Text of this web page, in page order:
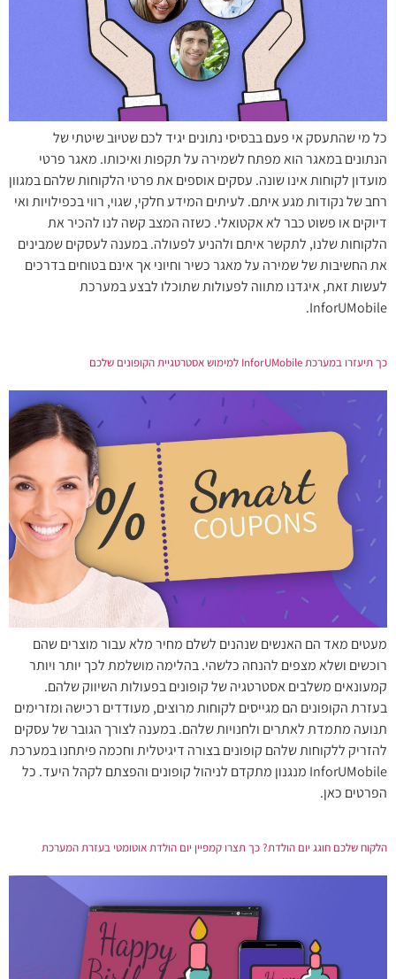
כל מי שהתעסק אי פעם בבסיסי נתונים יגיד לכם שטיוב שיטתי של
הנתונים במאגר הוא מפתח לשמירה על תקפות ואיכותו. מאגר פרטי
מועדון לקוחות אינו שונה. עסקים אוספים את פרטי הלקוחות שלהם במגוון
רחב של נקודות מגע איתם. לעיתים המידע חלקי, שגוי, רווי בכפילויות ואי
דיוקים או פשוט כבר לא אקטואלי. כשזה המצב קשה לנו להכיר את
הלקוחות שלנו, לתקשר איתם ולהניע לפעולה. במענה לעסקים שמבינים
את החשיבות של שמירה על מאגר כשיר וחיוני אך אינם בטוחים בדרכים
לעשות זאת, איגדנו מתווה לפעולות שתוכלו לבצע במערכת
InforUMobile.
כך תיעזרו במערכת InforUMobile למימוש אסטרטגיית הקופונים שלכם
מעטים מאד הם האנשים שנהנים לשלם מחיר מלא עבור מוצרים שהם
רוכשים ושלא מצפים להנחה כלשהי. בהלימה מושלמת לכך יותר ויותר
קמעונאים משלבים אסטרטגיה של קופונים בפעולות השיווק שלהם.
בעזרת הקופונים הם מגייסים לקוחות מרוצים, מעודדים רכישה ומזרימים
תנועה מתמדת לאתרים ולחנויות שלהם. במענה לצורך הגובר של עסקים
להזריק ללקוחות שלהם קופונים בצורה דיגיטלית וחכמה פיתחנו במערכת
InforUMobile מנגנון מתקדם לניהול קופונים והפצתם לקהל היעד. כל
הפרטים כאן.
הלקוח שלכם חוגג יום הולדת? כך תצרו קמפיין יום הולדת אוטומטי בעזרת המערכת